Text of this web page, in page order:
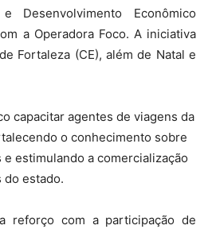
Desenvolvimento Econômico
a Operadora Foco. A iniciativa
Fortaleza (CE), além de Natal e
capacitar agentes de viagens da
o conhecimento sobre
estimulando a comercialização
estado.
reforço com a participação de